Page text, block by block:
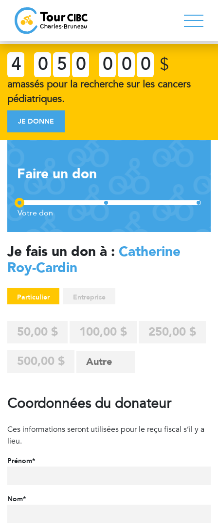
4 0 5 0 0 0 0 $
amassés pour la recherche sur les cancers
pédiatriques.
JE DONNE
Faire un don
Je fais un don à : Catherine
Roy-Cardin
Particulier Entreprise
50,00 $ 100,00 $
250,00 $
500,00 $
Coordonnées du donateur
Ces informations seront utilisées pour le reçu fiscal s’il y a
lieu.
Prénom*
Nom*